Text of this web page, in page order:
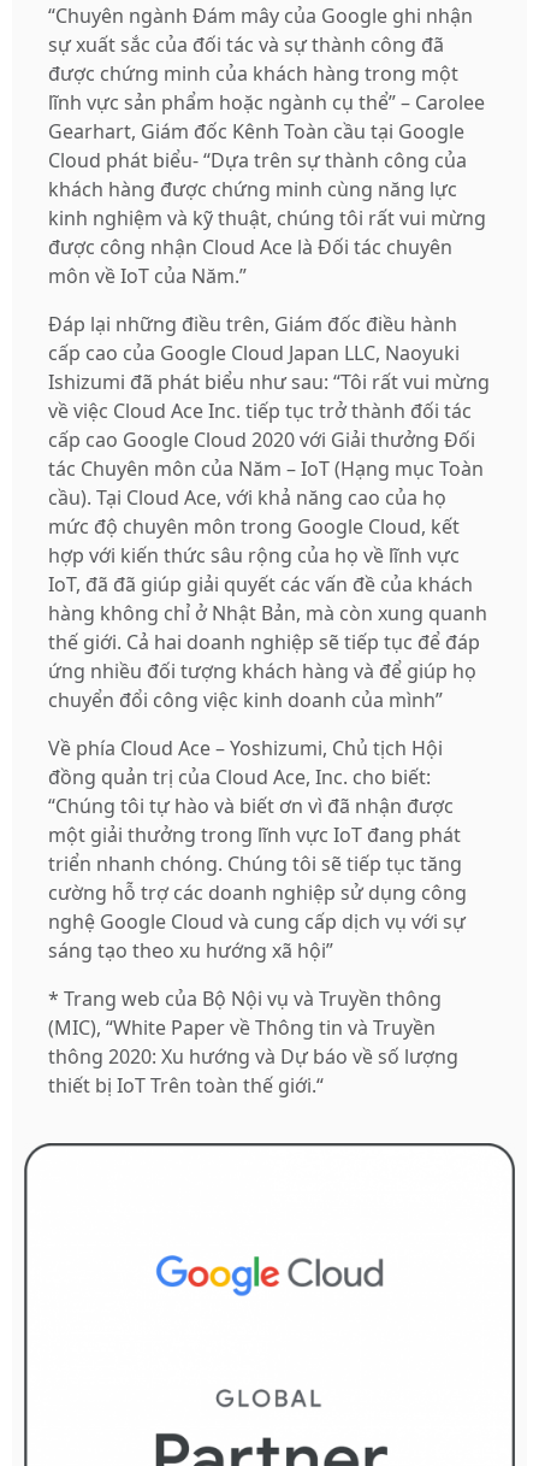
“Chuyên ngành Đám mây của Google ghi nhận
sự xuất sắc của đối tác và sự thành công đã
được chứng minh của khách hàng trong một
lĩnh vực sản phẩm hoặc ngành cụ thể” – Carolee
Gearhart, Giám đốc Kênh Toàn cầu tại Google
Cloud phát biểu- “Dựa trên sự thành công của
khách hàng được chứng minh cùng năng lực
kinh nghiệm và kỹ thuật, chúng tôi rất vui mừng
được công nhận Cloud Ace là Đối tác chuyên
môn về IoT của Năm.”
Đáp lại những điều trên, Giám đốc điều hành
cấp cao của Google Cloud Japan LLC, Naoyuki
Ishizumi đã phát biểu như sau: “Tôi rất vui mừng
về việc Cloud Ace Inc. tiếp tục trở thành đối tác
cấp cao Google Cloud 2020 với Giải thưởng Đối
tác Chuyên môn của Năm – IoT (Hạng mục Toàn
cầu). Tại Cloud Ace, với khả năng cao của họ
mức độ chuyên môn trong Google Cloud, kết
hợp với kiến ​​thức sâu rộng của họ về lĩnh vực
IoT, đã đã giúp giải quyết các vấn đề của khách
hàng không chỉ ở Nhật Bản, mà còn xung quanh
thế giới. Cả hai doanh nghiệp sẽ tiếp tục để đáp
ứng nhiều đối tượng khách hàng và để giúp họ
chuyển đổi công việc kinh doanh của mình”
Về phía Cloud Ace – Yoshizumi, Chủ tịch Hội
đồng quản trị của Cloud Ace, Inc. cho biết:
“Chúng tôi tự hào và biết ơn vì đã nhận được
một giải thưởng trong lĩnh vực IoT đang phát
triển nhanh chóng. Chúng tôi sẽ tiếp tục tăng
cường hỗ trợ các doanh nghiệp sử dụng công
nghệ Google Cloud và cung cấp dịch vụ với sự
sáng tạo theo xu hướng xã hội”
* Trang web của Bộ Nội vụ và Truyền thông
(MIC), “White Paper về Thông tin và Truyền
thông 2020: Xu hướng và Dự báo về số lượng
thiết bị IoT Trên toàn thế giới.“